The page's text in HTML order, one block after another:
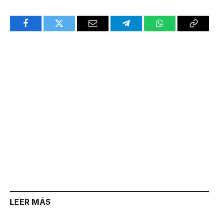
FacebookTwitter Email TelegramWhatsAppCopy
LEER MÁS